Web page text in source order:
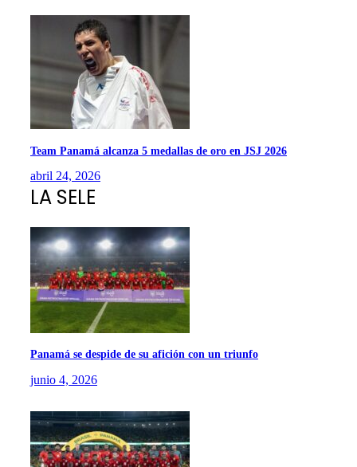
Team Panamá alcanza 5 medallas de oro en JSJ 2026
abril 24, 2026
LA SELE
Panamá se despide de su afición con un triunfo
junio 4, 2026